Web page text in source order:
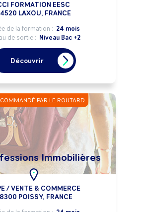
FORMATION EESC
LAXOU, FRANCE
de la formation : 24 mois
de sortie : Niveau Bac +2
Découvrir
PAR LE ROUTARD
Immobilières
/ VENTE & COMMERCE
POISSY, FRANCE